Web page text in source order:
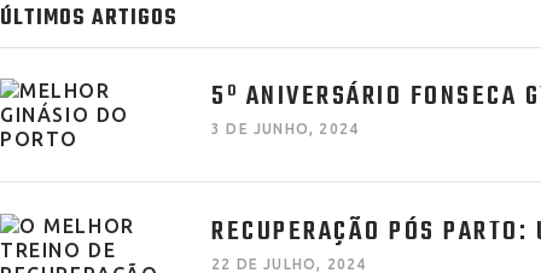
ÚLTIMOS ARTIGOS
5º ANIVERSÁRIO FONSECA
3 DE JUNHO, 2024
RECUPERAÇÃO PÓS
22 DE JULHO, 2024